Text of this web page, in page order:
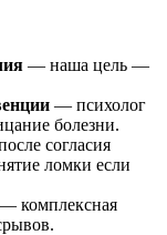
— наша цель —
— психолог
болезни.
согласия
ломки если
— комплексная